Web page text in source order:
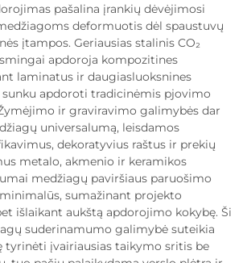
pašalina įrankių dėvėjimosi
deformuotis dėl spaustuvų
įtampos. Geriausias stalinis CO₂
apdoroja kompozitines
laminatus ir daugiasluoksnines
sunku apdoroti tradicinėmis pjovimo
ir graviravimo galimybės dar
universalumą, leisdamos
dekoratyvius raštus ir prekių
metalo, akmenio ir keramikos
medžiagų paviršiaus paruošimo
sumažinant projekto
išlaikant aukštą apdorojimo kokybę. Ši
suderinamumo galimybė suteikia
tyrinėti įvairiausias taikymo sritis be